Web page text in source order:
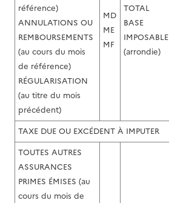
référence)
ANNULATIONS OU
REMBOURSEMENTS
(au cours du mois
de référence)
RÉGULARISATION
(au titre du mois
précédent)
MD
ME
MF
TOTAL
BASE
IMPOSABLE
(arrondie)
TAXE DUE OU EXCÉDENT À IMPUTER
TOUTES AUTRES
ASSURANCES
PRIMES ÉMISES (au
cours du mois de